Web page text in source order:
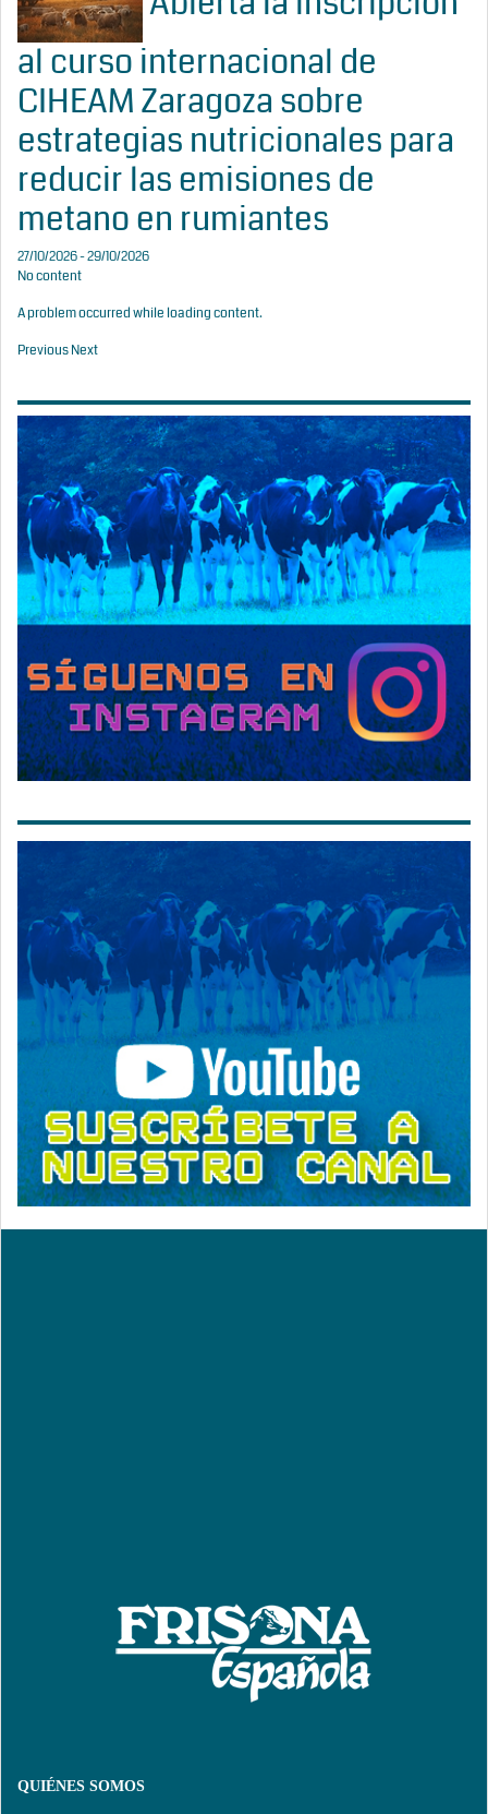
al curso internacional de
CIHEAM Zaragoza sobre
estrategias nutricionales para
reducir las emisiones de
metano en rumiantes
27/10/2026 - 29/10/2026
No content
A problem occurred while loading content.
PreviousNext
QUIÉNES SOMOS